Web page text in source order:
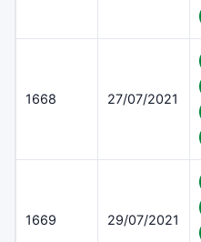
1668 27/07/2021
1669 29/07/2021